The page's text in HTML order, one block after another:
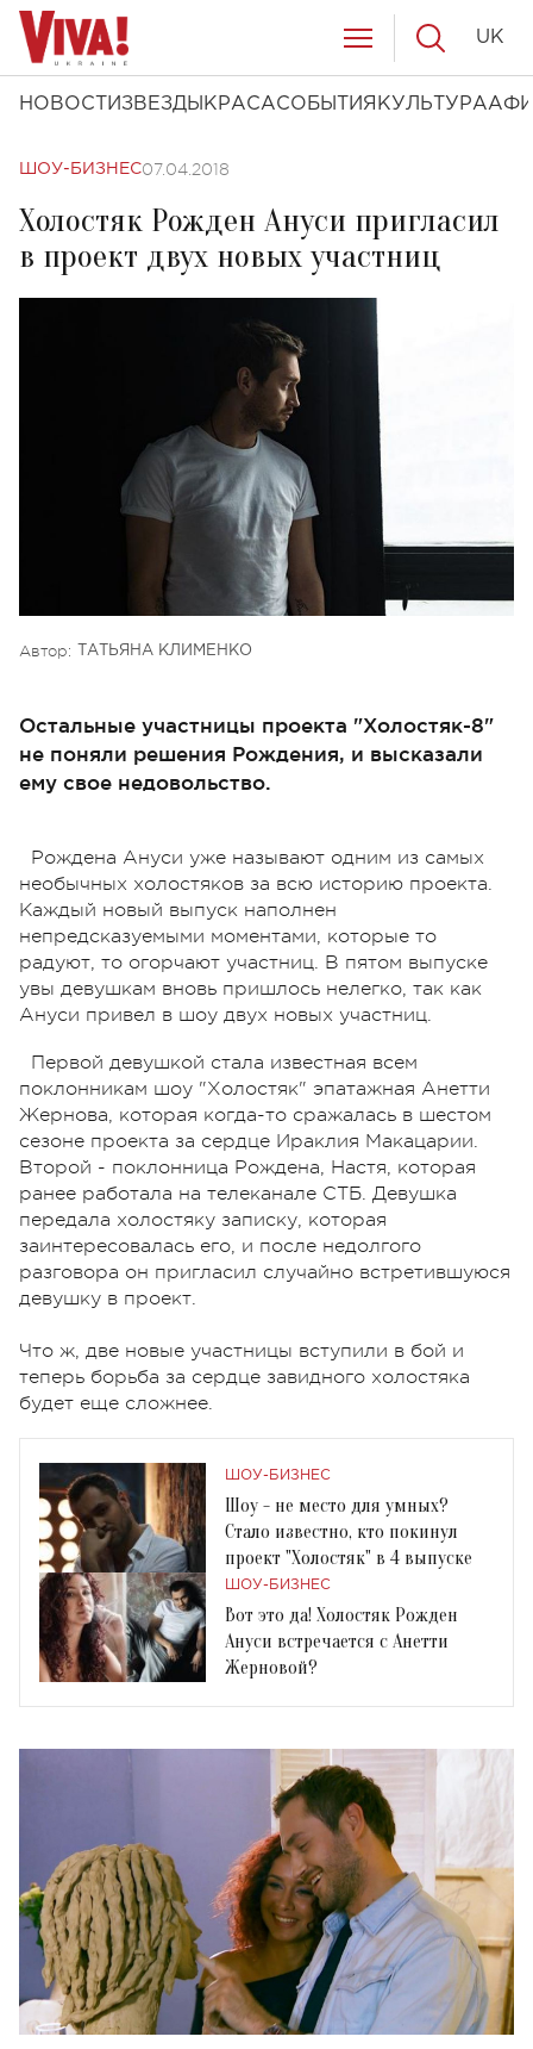
НОВОСТИ ЗВЕЗДЫ КРАСАСОБЫТИЯ КУЛЬТУРА
UK
ШОУ-БИЗНЕС07.04.2018
Холостяк Рожден Ануси пригласил
в проект двух новых участниц
Автор: ТАТЬЯНА КЛИМЕНКО
Остальные участницы проекта "Холостяк-8"
не поняли решения Рождения, и высказали
ему свое недовольство.
Рождена Ануси уже называют одним из самых
необычных холостяков за всю историю проекта.
Каждый новый выпуск наполнен
непредсказуемыми моментами, которые то
радуют, то огорчают участниц. В пятом выпуске
увы девушкам вновь пришлось нелегко, так как
Ануси привел в шоу двух новых участниц.
Первой девушкой стала известная всем
поклонникам шоу "Холостяк" эпатажная Анетти
Жернова, которая когда-то сражалась в шестом
сезоне проекта за сердце Ираклия Макацарии.
Второй - поклонница Рождена, Настя, которая
ранее работала на телеканале СТБ. Девушка
передала холостяку записку, которая
заинтересовалась его, и после недолгого
разговора он пригласил случайно встретившуюся
девушку в проект.
Что ж, две новые участницы вступили в бой и
теперь борьба за сердце завидного холостяка
будет еще сложнее.
ШОУ-БИЗНЕС
Шоу - не место для умных?
Стало известно, кто покинул
проект "Холостяк" в 4 выпуске
ШОУ-БИЗНЕС
Вот это да! Холостяк Рожден
Ануси встречается с Анетти
Жерновой?